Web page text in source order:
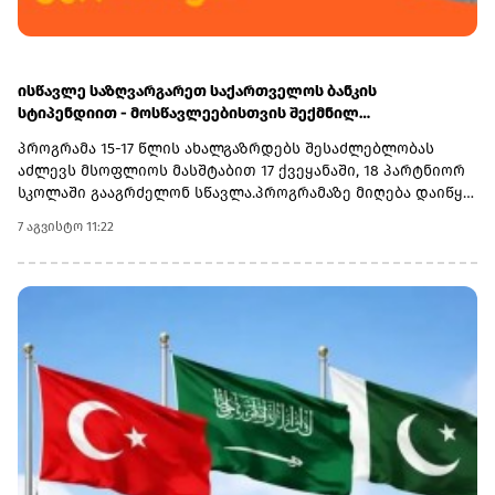
ისწავლე საზღვარგარეთ საქართველოს ბანკის
სტიპენდიით - მოსწავლეებისთვის შექმნილ
პროგრამა 15-17 წლის ახალგაზრდებს შესაძლებლობას
აძლევს მსოფლიოს მასშტაბით 17 ქვეყანაში, 18 პარტნიორ
სკოლაში გააგრძელონ სწავლა.პროგრამაზე მიღება დაიწყო
ეწვიეთ ვებგვერდს. ინფორმაციისთვის, გაერთიანებული
მსოფლიო სკოლები (UWC) წარმოადგენს საერთაშორისო
საგანმანათლებლო მოძრაობას ახალგაზრდებისთვის,
სხვადასხვა ერისა და კულტურის დასაახლოებლად და ამ
გზით შეუწყოს ხელი მშვიდობიანი და მდგრადი მომავლის
შექმნას. UWC მსოფლიოს სხვადასხვა კონტინენტის 18
საერთაშორისო სკოლასა და კოლეჯს აერთიანებს.
პროგრამის ფარგლებში სწავლება მიმდინარეობს 17
სხვადასხვა ქვეყანაში, მათ შორის − კანადაში, აშშ-ში,
ჩინეთში, იაპონიაში, ტაილანდში, გერმანიასა და
იტალიაში.საქართველოს ბანკმა UWC Georgia-სთან
7 აგვისტო 11:22